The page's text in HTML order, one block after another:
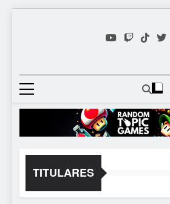
TITULARES